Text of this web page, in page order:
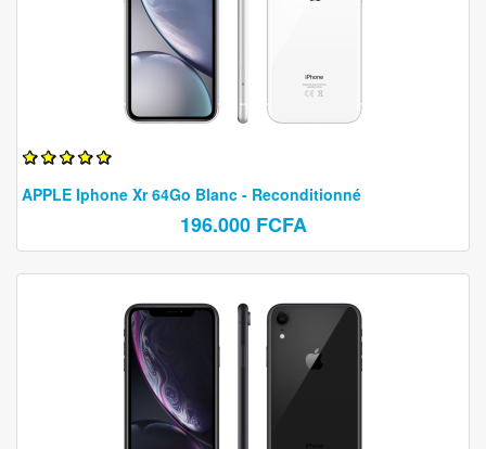
APPLE Iphone Xr 64Go Blanc - Reconditionné
196.000 FCFA